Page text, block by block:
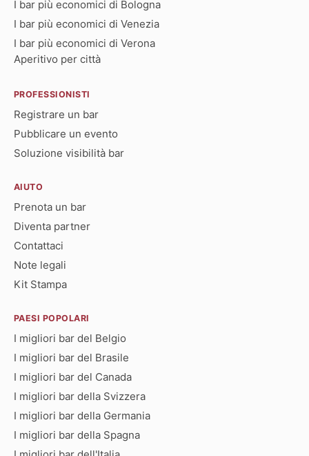
I bar più economici di Bologna
I bar più economici di Venezia
I bar più economici di Verona
Aperitivo per città
PROFESSIONISTI
Registrare un bar
Pubblicare un evento
Soluzione visibilità bar
AIUTO
Prenota un bar
Diventa partner
Contattaci
Note legali
Kit Stampa
PAESI POPOLARI
I migliori bar del Belgio
I migliori bar del Brasile
I migliori bar del Canada
I migliori bar della Svizzera
I migliori bar della Germania
I migliori bar della Spagna